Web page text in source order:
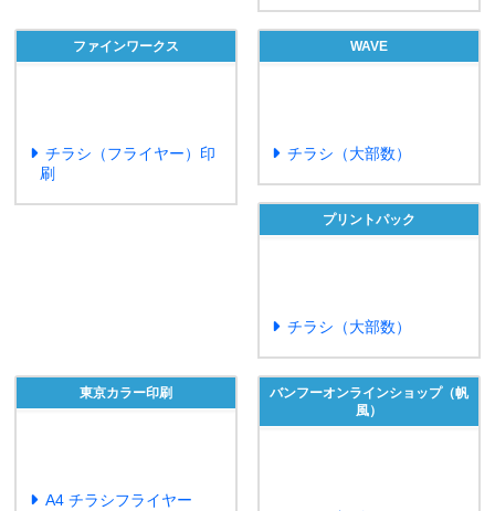
ファインワークス
チラシ（フライヤー）印
刷
WAVE
チラシ（大部数）
プリントパック
チラシ（大部数）
東京カラー印刷
A4 チラシフライヤー
バンフーオンラインショップ（帆
風）